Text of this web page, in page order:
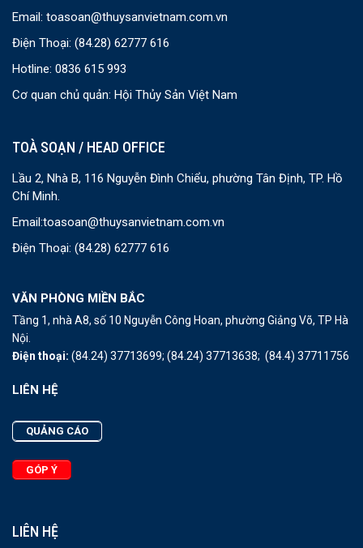
Email: toasoan@thuysanvietnam.com.vn
Điện Thoại: (84.28) 62777 616
Hotline: 0836 615 993
Cơ quan chủ quản: Hội Thủy Sản Việt Nam
TOÀ SOẠN / HEAD OFFICE
Lầu 2, Nhà B, 116 Nguyễn Đình Chiểu, phường Tân Định, TP. Hồ
Chí Minh.
Email:toasoan@thuysanvietnam.com.vn
Điện Thoại: (84.28) 62777 616
VĂN PHÒNG MIỀN BẮC
Tầng 1, nhà A8, số 10 Nguyễn Công Hoan, phường Giảng Võ, TP Hà
Nội.
Điện thoại: (84.24) 37713699; (84.24) 37713638; (84.4) 37711756
LIÊN HỆ
QUẢNG CÁO
GÓP Ý
LIÊN HỆ